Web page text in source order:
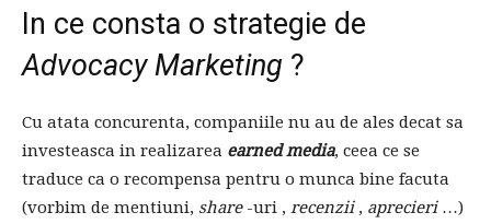
In ce consta o strategie de
Advocacy Marketing ?
Cu atata concurenta, companiile nu au de ales decat sa
investeasca in realizarea earned media, ceea ce se
traduce ca o recompensa pentru o munca bine facuta
(vorbim de mentiuni, share-uri , recenzii, aprecieri…)